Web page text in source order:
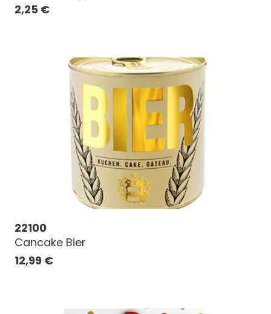
2,25 €
22100
Cancake Bier
12,99 €